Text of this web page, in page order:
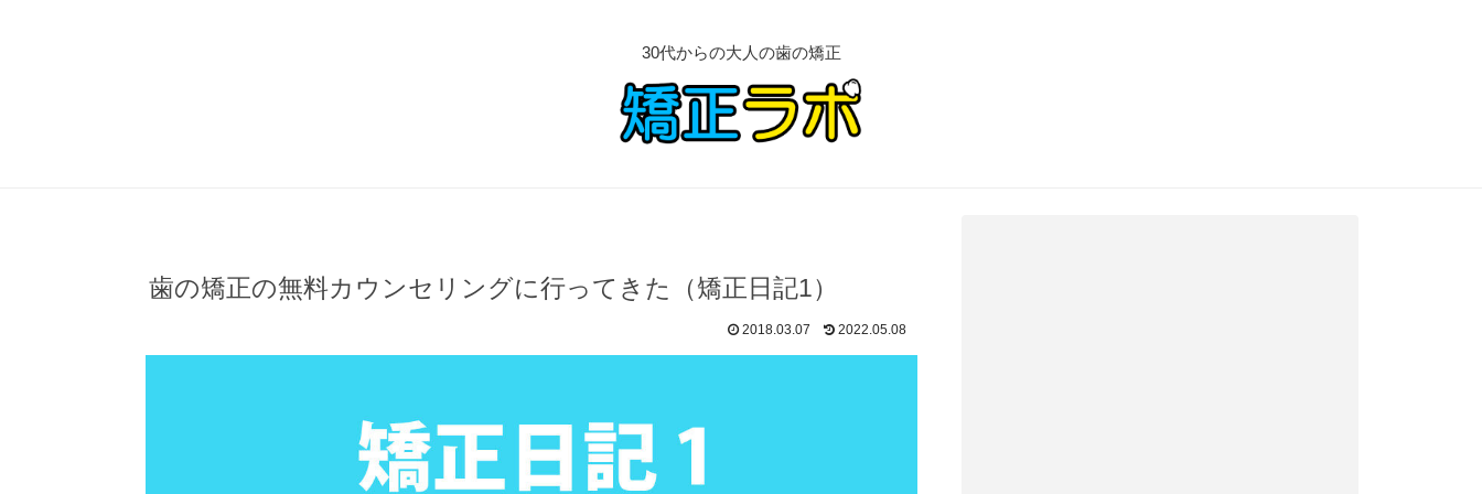
30代からの大人の歯の矯正
歯の矯正の無料カウンセリングに行ってきた（矯正日記1）
2018.03.07 2022.05.08